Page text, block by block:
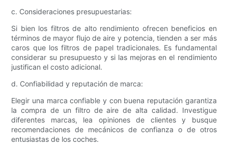
c. Consideraciones presupuestarias:
Si bien los filtros de alto rendimiento ofrecen beneficios en
términos de mayor flujo de aire y potencia, tienden a ser más
caros que los filtros de papel tradicionales. Es fundamental
considerar su presupuesto y si las mejoras en el rendimiento
justifican el costo adicional.
d. Confiabilidad y reputación de marca:
Elegir una marca confiable y con buena reputación garantiza
la compra de un filtro de aire de alta calidad. Investigue
diferentes marcas, lea opiniones de clientes y busque
recomendaciones de mecánicos de confianza o de otros
entusiastas de los coches.